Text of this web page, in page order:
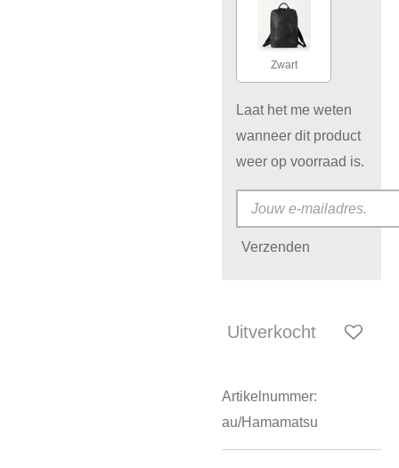
Zwart
Laat het me weten
wanneer dit product
weer op voorraad is.
Verzenden
Uitverkocht
Artikelnummer:
au/Hamamatsu